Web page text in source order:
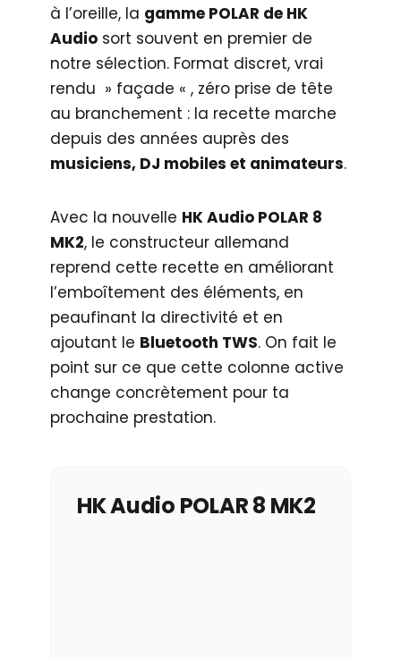
à l’oreille, la gamme POLAR de HK
Audio sort souvent en premier de
notre sélection. Format discret, vrai
rendu » façade « , zéro prise de tête
au branchement : la recette marche
depuis des années auprès des
musiciens, DJ mobiles et animateurs.
Avec la nouvelle HK Audio POLAR 8
MK2, le constructeur allemand
reprend cette recette en améliorant
l’emboîtement des éléments, en
peaufinant la directivité et en
ajoutant le Bluetooth TWS. On fait le
point sur ce que cette colonne active
change concrètement pour ta
prochaine prestation.
HK Audio POLAR 8 MK2